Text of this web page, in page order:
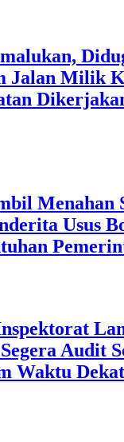
Jalan Milik
Menahan
Usus
Audit
Waktu